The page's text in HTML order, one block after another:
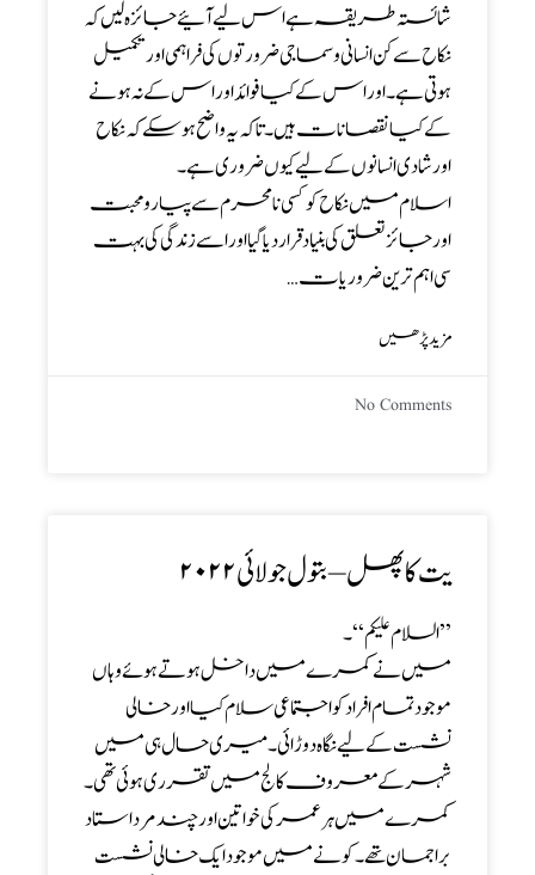
شائستہ طریقہ ہے اس لیے آئیے جائزہ لیں کہ
نکاح سے کن انسانی و سماجی ضرورتوں کی فراہمی اور تکمیل
ہوتی ہے۔ اور اس کے کیا فوائد اور اس کے نہ ہونے
کے کیا نقصانات ہیں۔تاکہ یہ واضح ہو سکے کہ نکاح
اور شادی انسانوں کے لیے کیوں ضروری ہے۔
اسلام میں نکاح کوکسی نا محرم سے پیار و محبت
اور جائز تعلق کی بنیاد قرار دیا گیا اور اسے زندگی کی بہت
سی اہم ترین ضروریات…
مزید پڑھیں
No Comments
یت کا پھل – بتول جولائی۲۰۲۲
’’ السلام علیکم ‘‘۔
میں نے کمرے میں داخل ہوتے ہوئے وہاں
موجود تمام افراد کو اجتماعی سلام کیا اور خالی
نشست کے لیے نگاہ دوڑائی۔میری حال ہی میں
شہر کے معروف کالج میں تقرری ہوئی تھی۔
کمرے میں ہر عمر کی خواتین اور چند مرد استاد
براجمان تھے۔ کونے میں موجود ایک خالی نشست